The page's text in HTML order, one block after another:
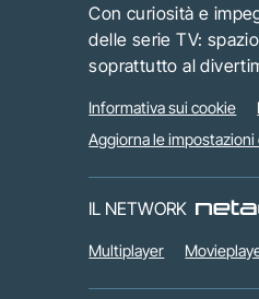
Con curiosità e
delle serie TV:
soprattutto al
Informativa sui cookie
Aggiorna le
IL NETWORK
Multiplayer